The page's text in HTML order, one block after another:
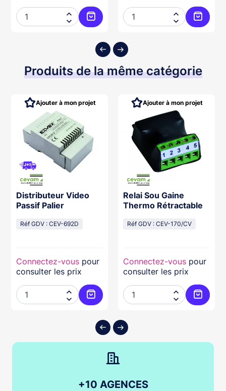
au panier


Ajouter au panier


Produits de la même catégorie
au panier
Distributeur Video
Passif Palier
Réf GDV : CEV-692D
Connectez-vous pour
consulter les prix


Ajouter au panier
Ajouter à mon projet
Relai Sou Gaine
Thermo Rétractable
Réf GDV : CEV-170/CV
Connectez-vous pour
consulter les prix


Ajouter à mon projet
+10 AGENCES